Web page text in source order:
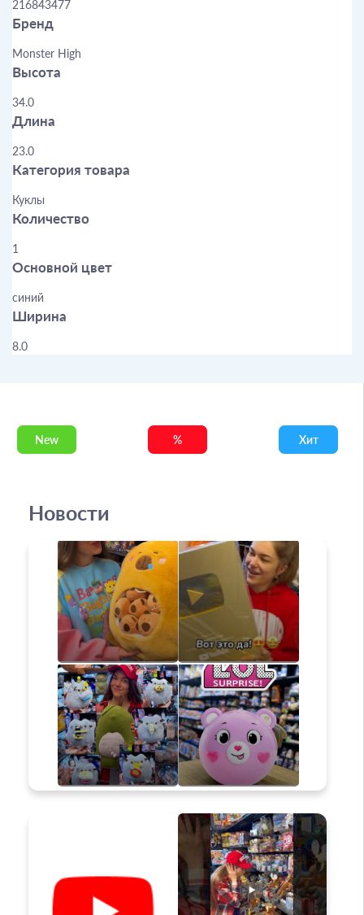
216843477
Бренд
Monster High
Высота
34.0
Длина
23.0
Категория товара
Куклы
Количество
1
Основной цвет
синий
Ширина
8.0
New % Хит
Новости